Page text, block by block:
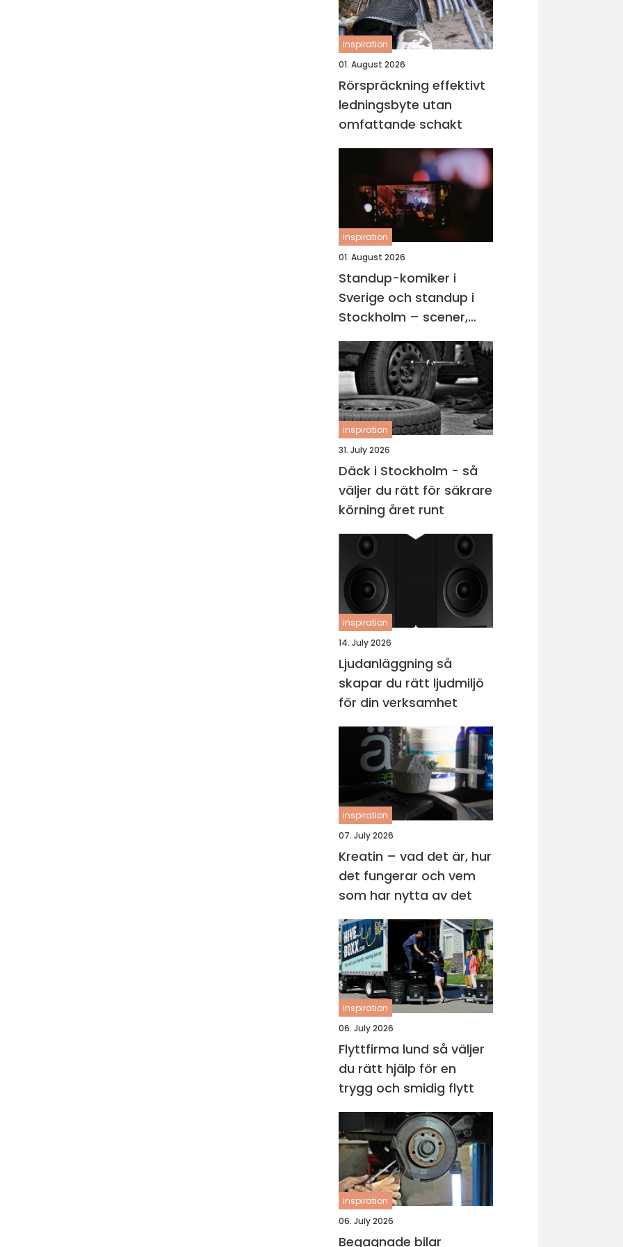
inspiration
01. August 2026
Rörspräckning effektivt
ledningsbyte utan
omfattande schakt
inspiration
01. August 2026
Standup-komiker i
Sverige och standup i
Stockholm – scener,
karriärer och kvällar
fyllda av skratt
inspiration
31. July 2026
Däck i Stockholm - så
väljer du rätt för säkrare
körning året runt
inspiration
14. July 2026
Ljudanläggning så
skapar du rätt ljudmiljö
för din verksamhet
inspiration
07. July 2026
Kreatin – vad det är, hur
det fungerar och vem
som har nytta av det
inspiration
06. July 2026
Flyttfirma lund så väljer
du rätt hjälp för en
trygg och smidig flytt
inspiration
06. July 2026
Begagnade bilar